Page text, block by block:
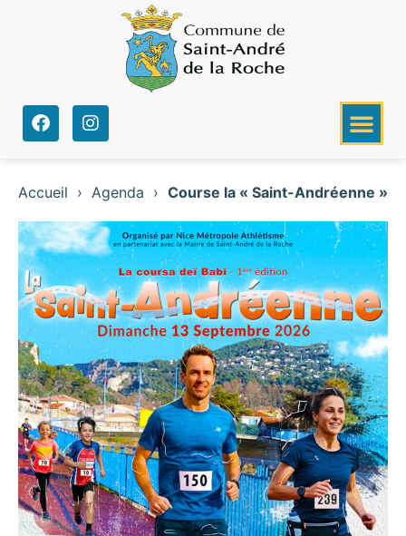
Accueil › Agenda › Course la « Saint-Andréenne »